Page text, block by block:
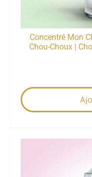
Concentré Mon
Chou-Choux |